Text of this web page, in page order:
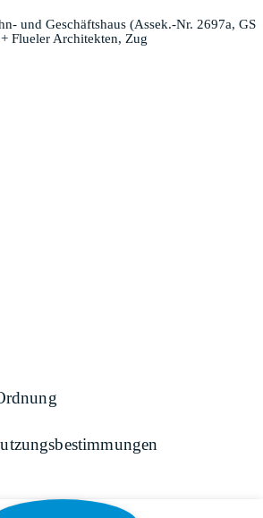
und Geschäftshaus (Assek.-Nr. 2697a, GS
Flueler Architekten, Zug